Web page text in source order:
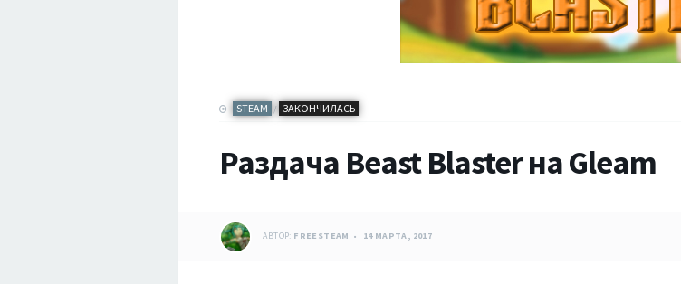
STEAM / ЗАКОНЧИЛАСЬ
Раздача Beast Blaster на Gleam
АВТОР: FREESTEAM 14 МАРТА, 2017